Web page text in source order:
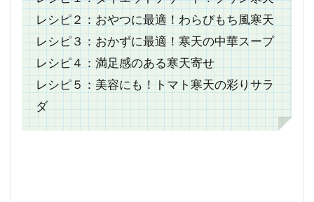
レシピ２：おやつに最適！わらびもち風寒天
レシピ３：おかずに最適！寒天の中華スープ
レシピ４：満足感のある寒天寄せ
レシピ５：美容にも！トマト寒天の彩りサラ
ダ